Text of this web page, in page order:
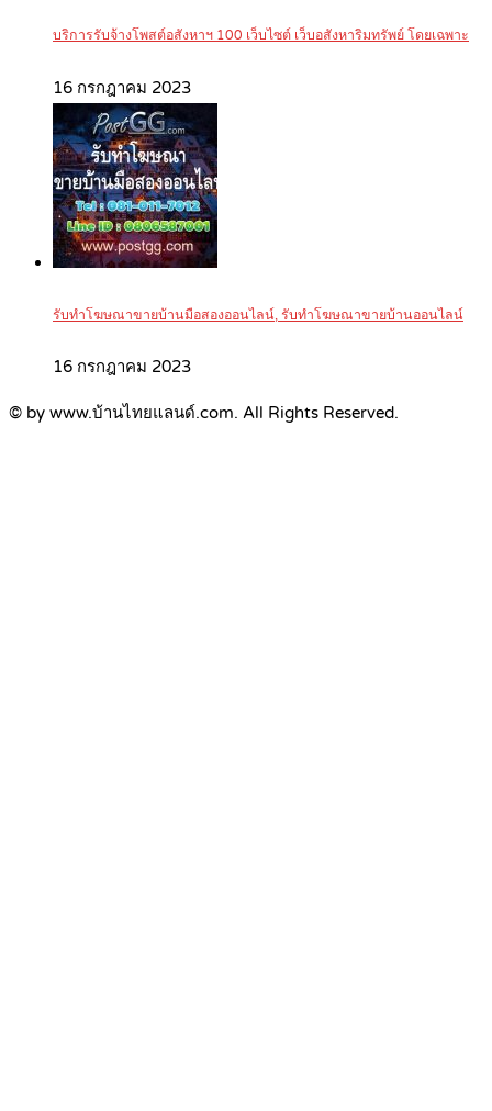
บริการรับจ้างโพสต์อสังหาฯ 100 เว็บไซต์ เว็บอสังหาริมทรัพย์ โดยเฉพาะ
16 กรกฎาคม 2023
รับทำโฆษณาขายบ้านมือสองออนไลน์, รับทำโฆษณาขายบ้านออนไลน์
16 กรกฎาคม 2023
© by www.บ้านไทยแลนด์.com. All Rights Reserved.